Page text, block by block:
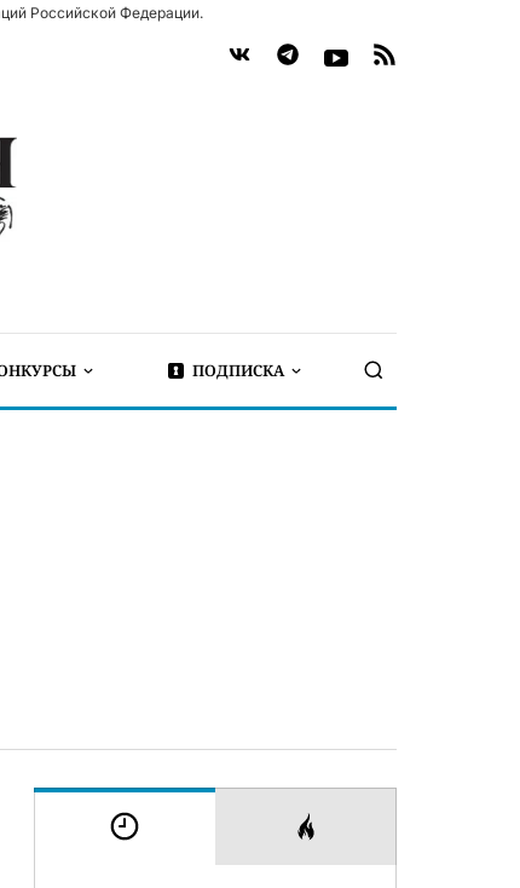
Российской Федерации.
ПОДПИСКА